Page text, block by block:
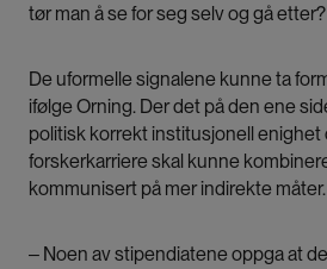
tør man å se for seg selv og gå etter?
De uformelle signalene kunne ta
ifølge Orning. Der det på den ene
politisk korrekt institusjonell enighet
forskerkarriere skal kunne
kommunisert på mer indirekte måter.
‒ Noen av stipendiatene oppga at